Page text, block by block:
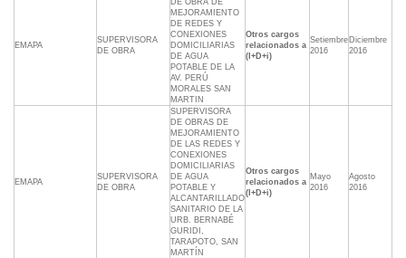
EMAPA
SUPERVISORA
DE OBRA
DE OBRA DE
MEJORAMIENTO
DE REDES Y
CONEXIONES
DOMICILIARIAS
DE AGUA
POTABLE DE LA
AV. PERÚ
MORALES SAN
MARTIN
Otros cargos
relacionados a
(I+D+i)
Setiembre
2016
Diciembre
2016
EMAPA
SUPERVISORA
DE OBRA
SUPERVISORA
DE OBRAS DE
MEJORAMIENTO
DE LAS REDES Y
CONEXIONES
DOMICILIARIAS
DE AGUA
POTABLE Y
ALCANTARILLADO
SANITARIO DE LA
URB. BERNABÉ
GURIDI,
TARAPOTO, SAN
MARTÍN
Otros cargos
relacionados a
(I+D+i)
Mayo
2016
Agosto
2016